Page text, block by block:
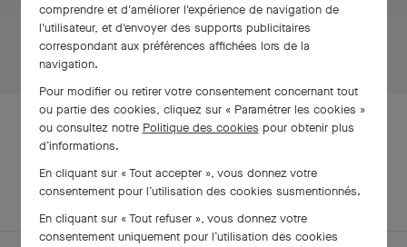
Cliquez
appuyé
PARURE
EXPLOREZ
D'AUTRES
comprendre et d'améliorer l'expérience de navigation de
l'utilisateur, et d'envoyer des supports publicitaires
correspondant aux préférences affichées lors de la
navigation.
Pour modifier ou retirer votre consentement concernant tout
ou partie des cookies, cliquez sur « Paramétrer les cookies »
ou consultez notre Politique des cookies pour obtenir plus
d’informations.
En cliquant sur « Tout accepter », vous donnez votre
consentement pour l’utilisation des cookies susmentionnés.
En cliquant sur « Tout refuser », vous donnez votre
consentement uniquement pour l’utilisation des cookies